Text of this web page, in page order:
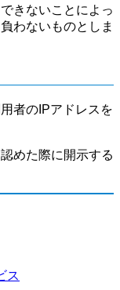
きないことによっ
わないものとしま
者のIPアドレスを
めた際に開示する
ス